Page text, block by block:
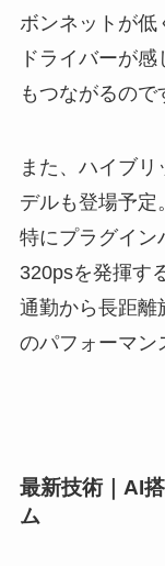
ボンネットが低
ドライバーが
もつながるので
また、ハイブ
デルも登場予定。
特にプラグイン
320psを発揮す
通勤から長距離
のパフォーマン
最新技術｜AI
ム